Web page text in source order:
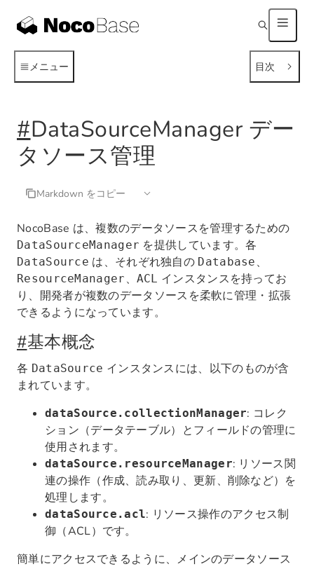
メニュー 目次
#DataSourceManager デー
タソース管理
Markdown をコピー
NocoBase は、複数のデータソースを管理するための
DataSourceManager を提供しています。各
DataSource は、それぞれ独自の Database 、
ResourceManager 、 ACL インスタンスを持ってお
り、開発者が複数のデータソースを柔軟に管理・拡張
できるようになっています。
#基本概念
各 DataSource インスタンスには、以下のものが含
まれています。
dataSource.collectionManager: コレク
ション（データテーブル）とフィールドの管理に
使用されます。
dataSource.resourceManager: リソース関
連の操作（作成、読み取り、更新、削除など）を
処理します。
dataSource.acl: リソース操作のアクセス制
御（ACL）です。
簡単にアクセスできるように、メインのデータソース